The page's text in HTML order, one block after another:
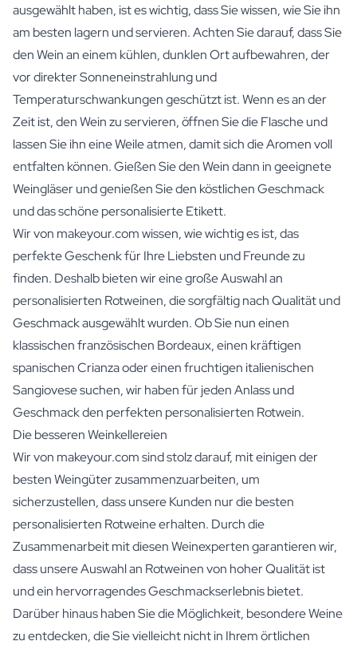
ausgewählt haben, ist es wichtig, dass Sie wissen, wie Sie ihn
am besten lagern und servieren. Achten Sie darauf, dass Sie
den Wein an einem kühlen, dunklen Ort aufbewahren, der
vor direkter Sonneneinstrahlung und
Temperaturschwankungen geschützt ist. Wenn es an der
Zeit ist, den Wein zu servieren, öffnen Sie die Flasche und
lassen Sie ihn eine Weile atmen, damit sich die Aromen voll
entfalten können. Gießen Sie den Wein dann in geeignete
Weingläser und genießen Sie den köstlichen Geschmack
und das schöne personalisierte Etikett.
Wir von makeyour.com wissen, wie wichtig es ist, das
perfekte Geschenk für Ihre Liebsten und Freunde zu
finden. Deshalb bieten wir eine große Auswahl an
personalisierten Rotweinen, die sorgfältig nach Qualität und
Geschmack ausgewählt wurden. Ob Sie nun einen
klassischen französischen Bordeaux, einen kräftigen
spanischen Crianza oder einen fruchtigen italienischen
Sangiovese suchen, wir haben für jeden Anlass und
Geschmack den perfekten personalisierten Rotwein.
Die besseren Weinkellereien
Wir von makeyour.com sind stolz darauf, mit einigen der
besten Weingüter zusammenzuarbeiten, um
sicherzustellen, dass unsere Kunden nur die besten
personalisierten Rotweine erhalten. Durch die
Zusammenarbeit mit diesen Weinexperten garantieren wir,
dass unsere Auswahl an Rotweinen von hoher Qualität ist
und ein hervorragendes Geschmackserlebnis bietet.
Darüber hinaus haben Sie die Möglichkeit, besondere Weine
zu entdecken, die Sie vielleicht nicht in Ihrem örtlichen